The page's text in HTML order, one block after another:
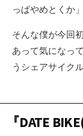
っぱやめとくか
そんな僕が今回
あって気になっ
うシェアサイクル
『DATE